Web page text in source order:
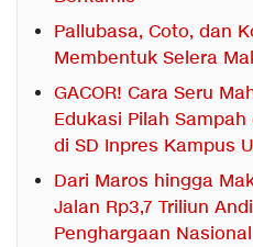
Pallubasa, Coto, dan
Membentuk Selera
GACOR! Cara Seru
Edukasi Pilah
di SD Inpres Kampus
Dari Maros hingga
Jalan Rp3,7 Triliun
Penghargaan Nasional